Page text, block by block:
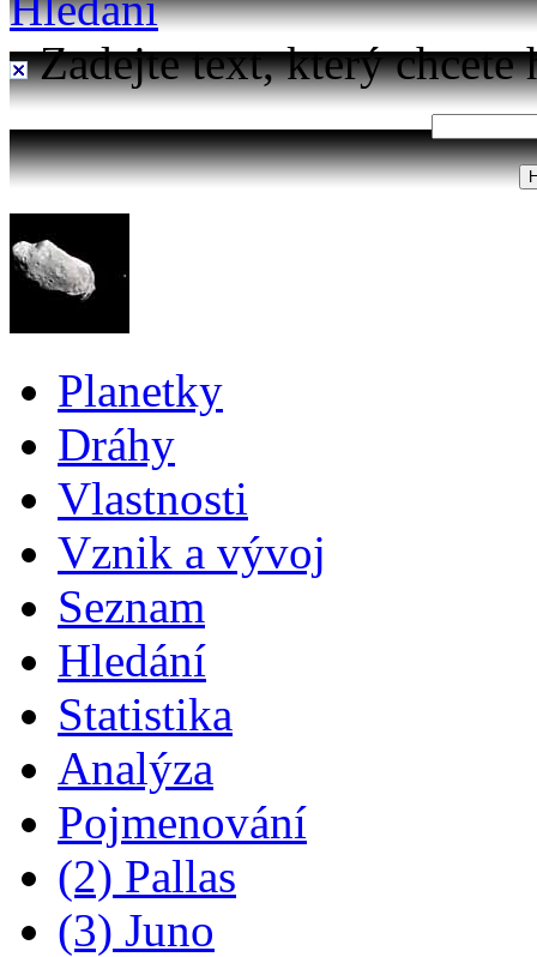
Zadejte text, který chcete
Planetky
Dráhy
Vlastnosti
Vznik a vývoj
Seznam
Hledání
Statistika
Analýza
Pojmenování
(2) Pallas
(3) Juno